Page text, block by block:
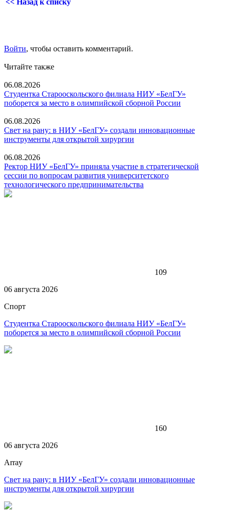
Войти, чтобы оставить комментарий.
Читайте также
06.08.2026
Студентка Старооскольского филиала НИУ «БелГУ»
поборется за место в олимпийской сборной России
06.08.2026
Свет на рану: в НИУ «БелГУ» создали инновационные
инструменты для открытой хирургии
06.08.2026
Ректор НИУ «БелГУ» приняла участие в стратегической
сессии по вопросам развития университетского
технологического предпринимательства
109
06 августа 2026
Спорт
Студентка Старооскольского филиала НИУ «БелГУ»
поборется за место в олимпийской сборной России
160
06 августа 2026
Array
Свет на рану: в НИУ «БелГУ» создали инновационные
инструменты для открытой хирургии